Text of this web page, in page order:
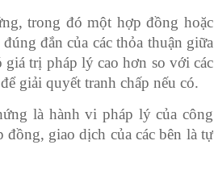
trong đó một hợp đồng hoặc
đắn của các thỏa thuận giữa
trị pháp lý cao hơn so với các
giải quyết tranh chấp nếu có.
là hành vi pháp lý của công
giao dịch của các bên là tự